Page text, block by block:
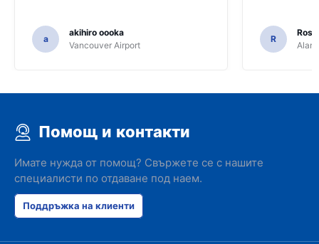
a
akihiro oooka
Vancouver Airport
R
Помощ и контакти
Имате нужда от помощ? Свържете се с нашите
специалисти по отдаване под наем.
Поддръжка на клиенти